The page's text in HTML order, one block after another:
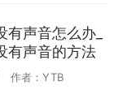
声音怎么办_
有声音的方法
作者：YTB